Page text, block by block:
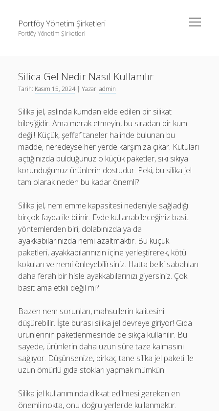
Portföy Yönetim Şirketleri
Portföy Yönetim Şirketleri
menüyü
aç
Sayfa Listesi
Youtube Beğeni Gönderme Hilesi
Sayfa Listesi
Youtube Beğeni Gönderme Hilesi
Silica Gel Nedir Nasıl Kullanılır
Tarih: Kasım 15, 2024| Yazar:admin
Silika jel, aslında kumdan elde edilen bir silikat
bileşiğidir. Ama merak etmeyin, bu sıradan bir kum
değil! Küçük, şeffaf taneler halinde bulunan bu
madde, neredeyse her yerde karşımıza çıkar. Kutuları
açtığınızda bulduğunuz o küçük paketler, sıkı sıkıya
korunduğunuz ürünlerin dostudur. Peki, bu silika jel
tam olarak neden bu kadar önemli?
Silika jel, nem emme kapasitesi nedeniyle sağladığı
birçok fayda ile bilinir. Evde kullanabileceğiniz basit
yöntemlerden biri, dolabınızda ya da
ayakkabılarınızda nemi azaltmaktır. Bu küçük
paketleri, ayakkabılarınızın içine yerleştirerek, kötü
kokuları ve nemi önleyebilirsiniz. Hatta belki sabahları
daha ferah bir hisle ayakkabılarınızı giyersiniz. Çok
basit ama etkili değil mi?
Bazen nem sorunları, mahsullerin kalitesini
düşürebilir. İşte burası silika jel devreye giriyor! Gıda
ürünlerinin paketlenmesinde de sıkça kullanılır. Bu
sayede, ürünlerin daha uzun süre taze kalmasını
sağlıyor. Düşünsenize, birkaç tane silika jel paketi ile
uzun ömürlü gıda stokları yapmak mümkün!
Silika jel kullanımında dikkat edilmesi gereken en
önemli nokta, onu doğru yerlerde kullanmaktır.